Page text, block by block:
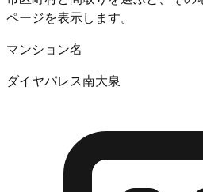
ページを表示します。
マンション名
ダイヤパレス南大泉